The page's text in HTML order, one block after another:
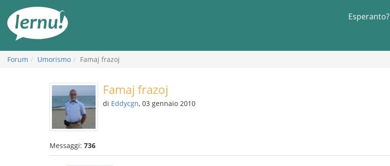
all’indice
Esperanto?
Forum Umorismo Famaj frazoj
Famaj frazoj
di Eddycgn, 03 gennaio 2010
Messaggi: 736